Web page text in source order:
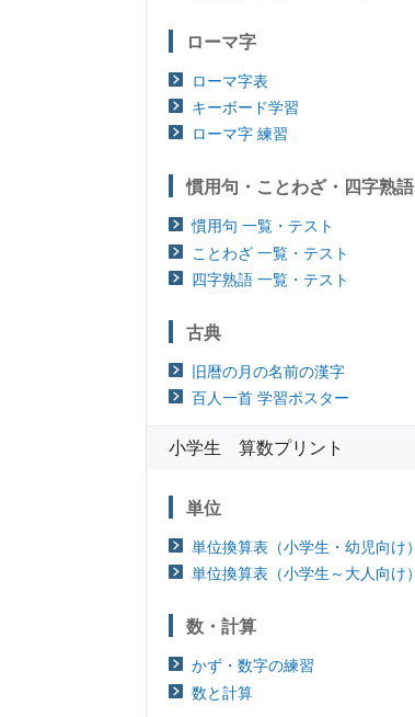
ローマ字
ローマ字表
キーボード学習
ローマ字 練習
慣用句・ことわざ・四字熟語
慣用句 一覧・テスト
ことわざ 一覧・テスト
四字熟語 一覧・テスト
古典
旧暦の月の名前の漢字
百人一首 学習ポスター
小学生 算数プリント
単位
単位換算表（小学生・幼児向け）
単位換算表（小学生～大人向け）
数・計算
かず・数字の練習
数と計算